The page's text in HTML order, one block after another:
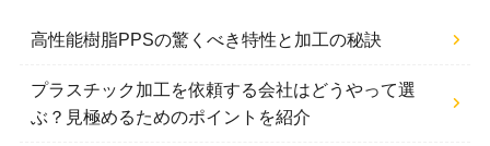
高性能樹脂PPSの驚くべき特性と加工の秘訣
プラスチック加工を依頼する会社はどうやって選
ぶ？見極めるためのポイントを紹介